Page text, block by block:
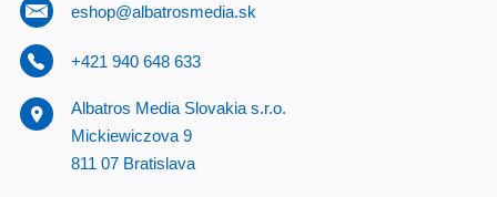
eshop@albatrosmedia.sk
+421 940 648 633
Albatros Media Slovakia s.r.o.
Mickiewiczova 9
811 07 Bratislava